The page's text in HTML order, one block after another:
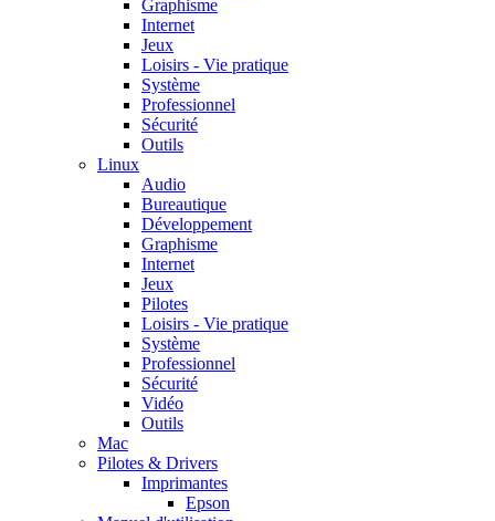
Graphisme
Internet
Jeux
Loisirs - Vie pratique
Système
Professionnel
Sécurité
Outils
Linux
Audio
Bureautique
Développement
Graphisme
Internet
Jeux
Pilotes
Loisirs - Vie pratique
Système
Professionnel
Sécurité
Vidéo
Outils
Mac
Pilotes & Drivers
Imprimantes
Epson